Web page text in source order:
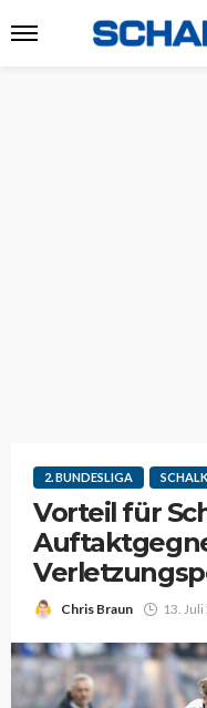
2. BUNDESLIGA
Vorteil für
Chris Braun 13.